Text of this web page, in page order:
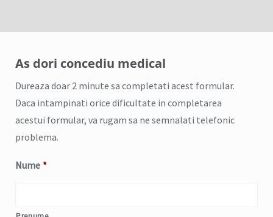
As dori concediu medical
Dureaza doar 2 minute sa completati acest formular.
Daca intampinati orice dificultate in completarea
acestui formular, va rugam sa ne semnalati telefonic
problema.
Nume *